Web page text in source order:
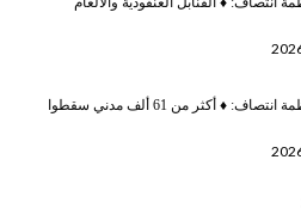
انتصاف: ♦️
أكثر من 61 ألف مدني سقطوا